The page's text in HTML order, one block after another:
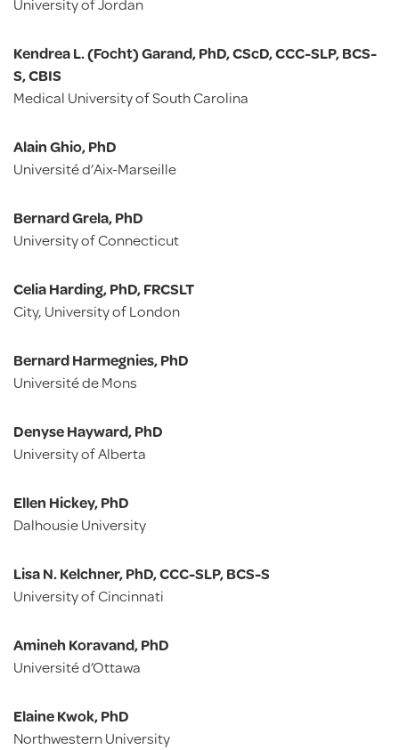
Kendrea L. (Focht) Garand, PhD, CScD, CCC-SLP, BCS-
S, CBIS
Medical University of South Carolina
Alain Ghio, PhD
Université d’Aix-Marseille
Bernard Grela, PhD
University of Connecticut
Celia Harding, PhD, FRCSLT
City, University of London
Bernard Harmegnies, PhD
Université de Mons
Denyse Hayward, PhD
University of Alberta
Ellen Hickey, PhD
Dalhousie University
Lisa N. Kelchner, PhD, CCC-SLP, BCS-S
University of Cincinnati
Amineh Koravand, PhD
Université d’Ottawa
Elaine Kwok, PhD
Northwestern University